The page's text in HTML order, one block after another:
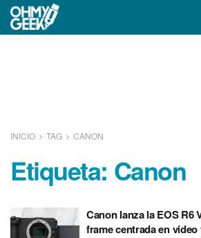
INICIO TAG CANON
Etiqueta: Canon
Canon lanza la EOS R6
frame centrada en